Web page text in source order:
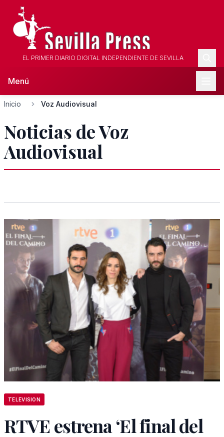
EL PRIMER DIARIO DIGITAL INDEPENDIENTE DE SEVILLA
Menú
Inicio Voz Audiovisual
Noticias de Voz
Audiovisual
TELEVISION
RTVE estrena ‘El final del